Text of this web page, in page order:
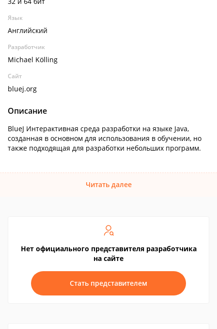
Язык
Английский
Разработчик
Michael Kölling
Сайт
bluej.org
Описание
BlueJ Интерактивная среда разработки на языке Java,
созданная в основном для использования в обучении, но
также подходящая для разработки небольших программ.
Читать далее
Нет официального представителя разработчика
на сайте
Стать представителем